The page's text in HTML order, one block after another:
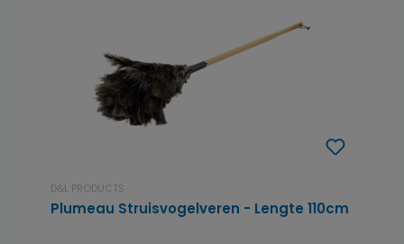
D&L PRODUCTS
Plumeau Struisvogelveren - Lengte 110cm